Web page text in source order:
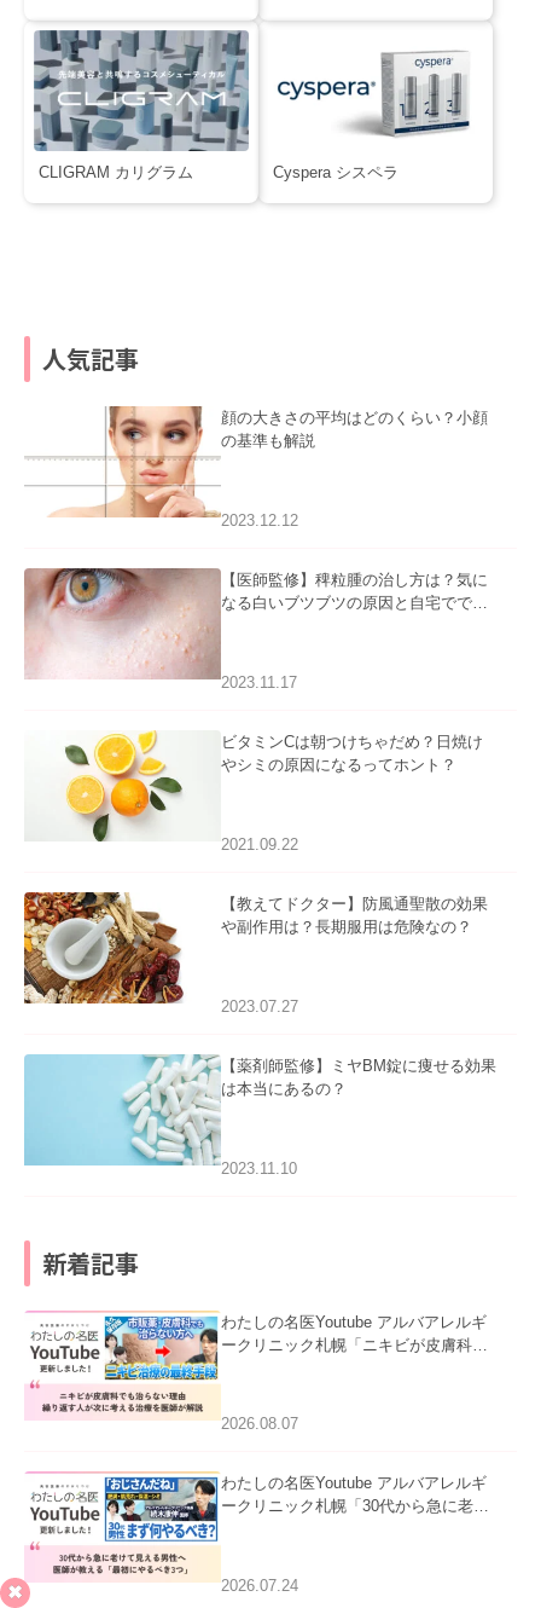
CLIGRAM カリグラム Cyspera シスペラ
人気記事
顔の大きさの平均はどのくらい？小顔
の基準も解説
2023.12.12
【医師監修】稗粒腫の治し方は？気に
なる白いブツブツの原因と自宅ででき
2023.11.17
ビタミンCは朝つけちゃだめ？日焼け
やシミの原因になるってホント？
2021.09.22
【教えてドクター】防風通聖散の効果
や副作用は？長期服用は危険なの？
2023.07.27
【薬剤師監修】ミヤBM錠に痩せる効果
は本当にあるの？
2023.11.10
新着記事
わたしの名医Youtube アルバアレルギ
ークリニック札幌「ニキビが皮膚科で
ました。
2026.08.07
わたしの名医Youtube アルバアレルギ
ークリニック札幌「30代から急に老け
た。
2026.07.24